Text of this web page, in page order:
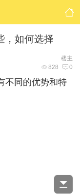
，如何选择
楼主
828 0
不同的优势和特